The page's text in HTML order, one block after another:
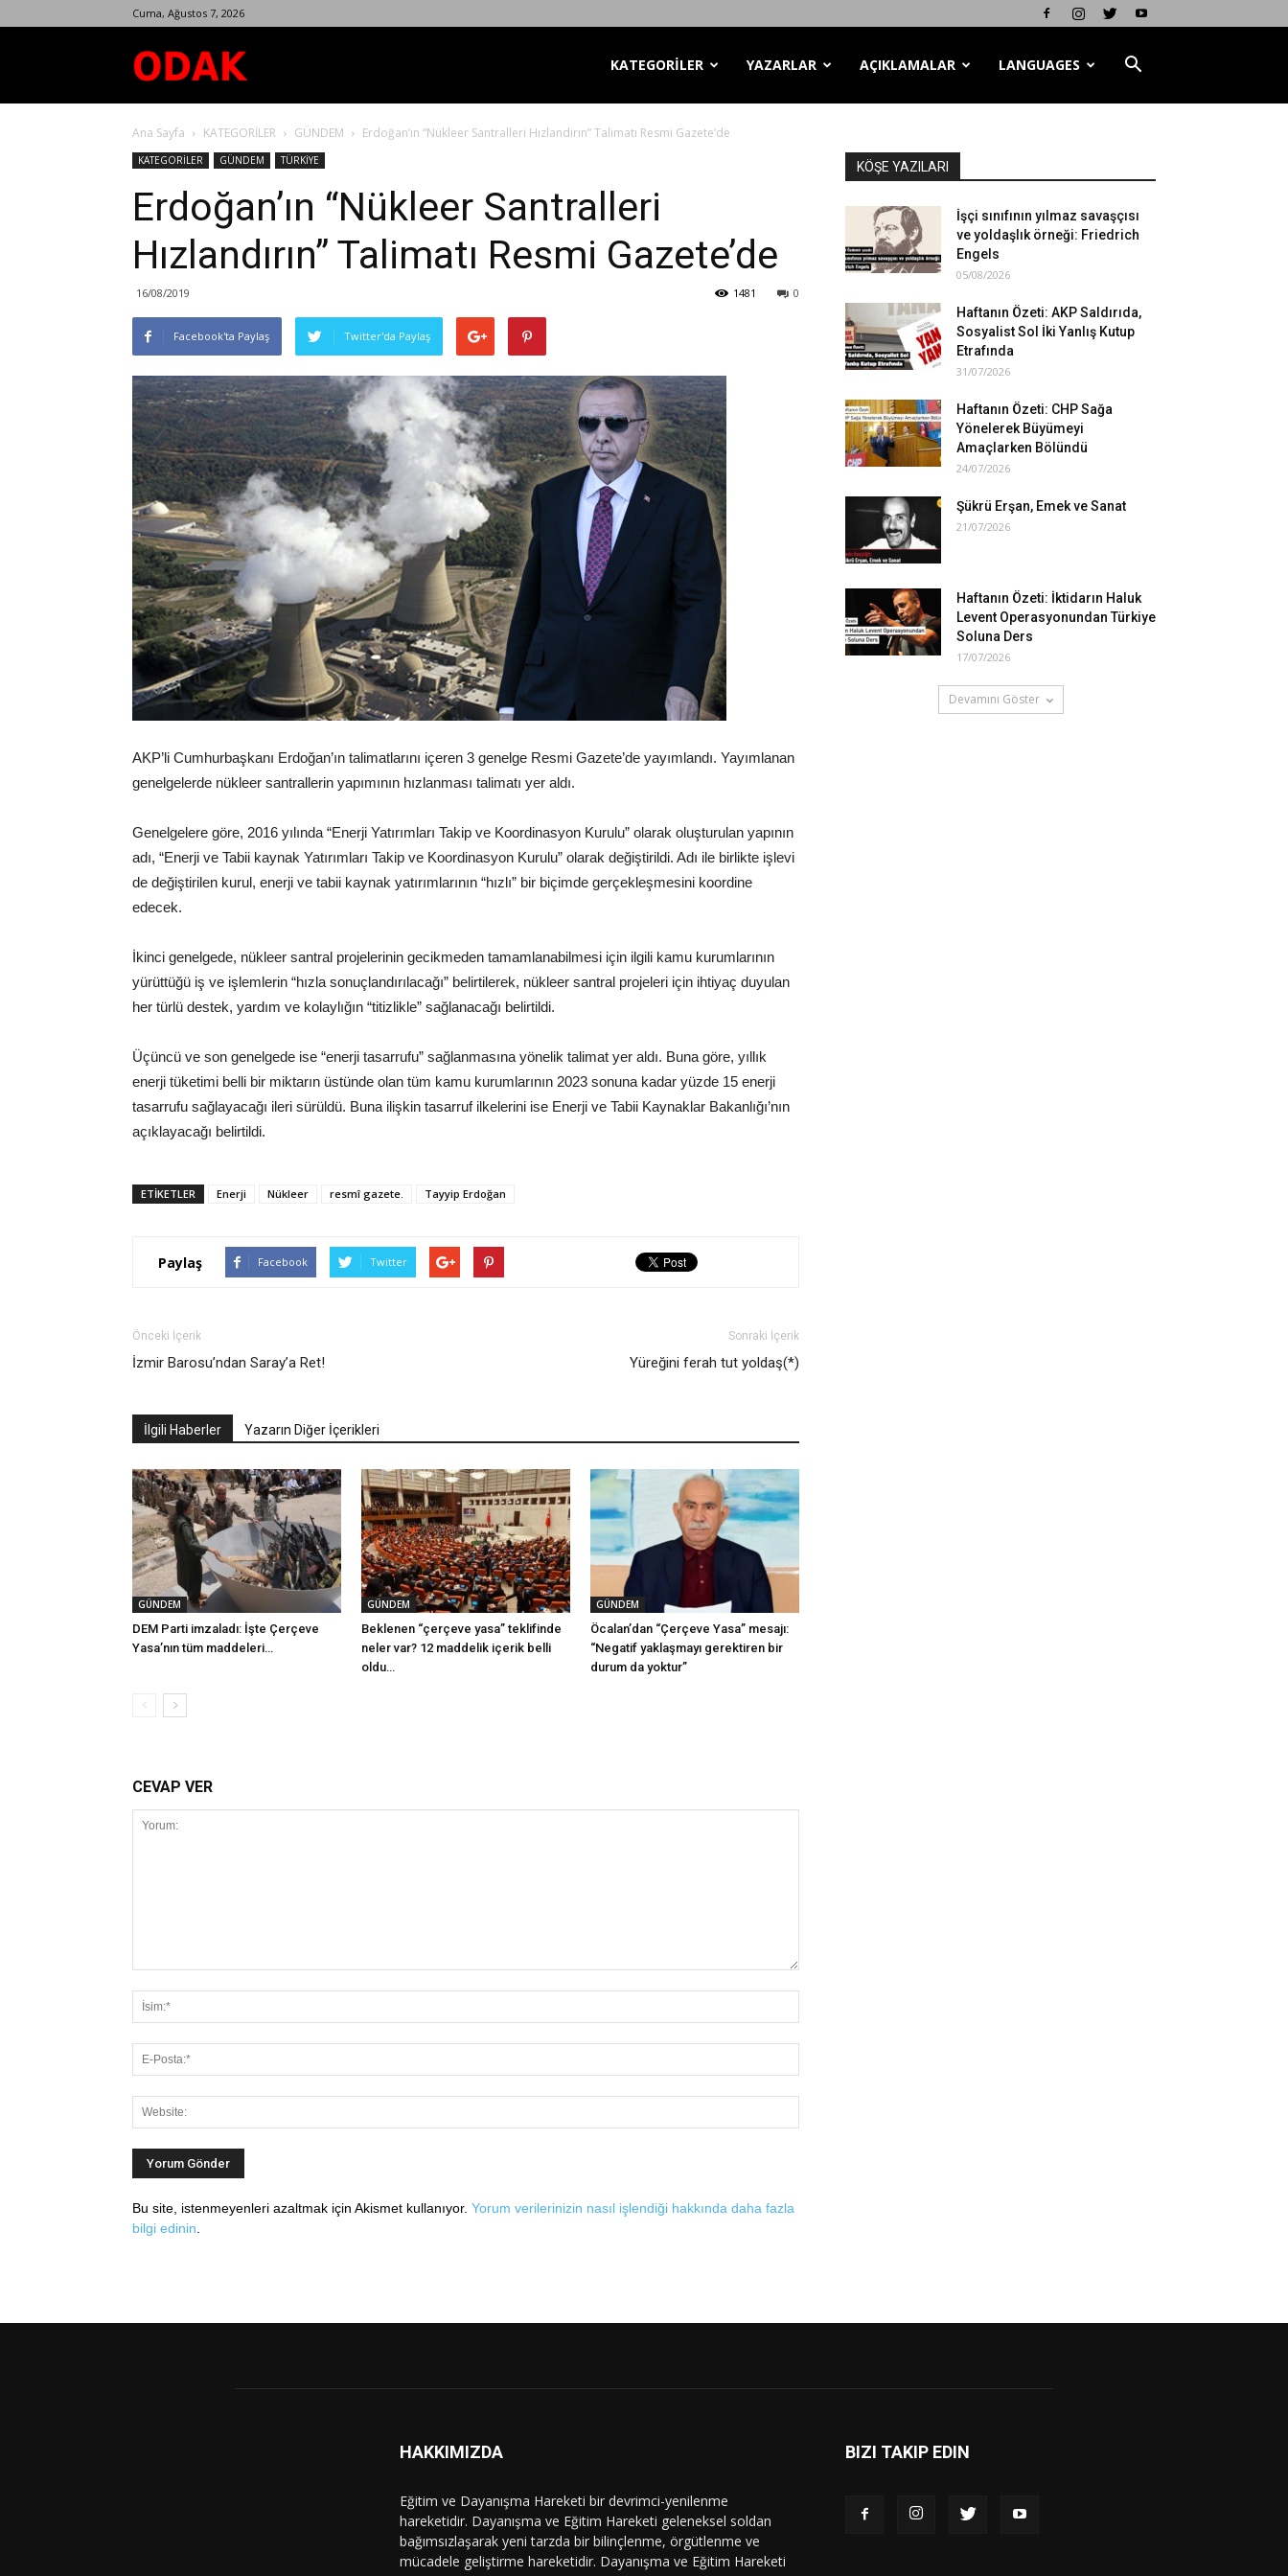
Cuma, Ağustos 7, 2026
Dergisi
KATEGORİLER YAZARLAR AÇIKLAMALAR LANGUAGES
Ana Sayfa KATEGORİLER GÜNDEM Erdoğan’ın “Nükleer Santralleri Hızlandırın” Talimatı Resmi Gazete’de
KATEGORİLER GÜNDEM TÜRKİYE
Erdoğan’ın “Nükleer Santralleri
Hızlandırın” Talimatı Resmi Gazete’de
16/08/2019 0
1481
Facebook'ta Paylaş Twitter'da Paylaş
AKP’li Cumhurbaşkanı Erdoğan’ın talimatlarını içeren 3 genelge Resmi Gazete’de yayımlandı. Yayımlanan
genelgelerde nükleer santrallerin yapımının hızlanması talimatı yer aldı.
Genelgelere göre, 2016 yılında “Enerji Yatırımları Takip ve Koordinasyon Kurulu” olarak oluşturulan yapının
adı, “Enerji ve Tabii kaynak Yatırımları Takip ve Koordinasyon Kurulu” olarak değiştirildi. Adı ile birlikte işlevi
de değiştirilen kurul, enerji ve tabii kaynak yatırımlarının “hızlı” bir biçimde gerçekleşmesini koordine
edecek.
İkinci genelgede, nükleer santral projelerinin gecikmeden tamamlanabilmesi için ilgili kamu kurumlarının
yürüttüğü iş ve işlemlerin “hızla sonuçlandırılacağı” belirtilerek, nükleer santral projeleri için ihtiyaç duyulan
her türlü destek, yardım ve kolaylığın “titizlikle” sağlanacağı belirtildi.
Üçüncü ve son genelgede ise “enerji tasarrufu” sağlanmasına yönelik talimat yer aldı. Buna göre, yıllık
enerji tüketimi belli bir miktarın üstünde olan tüm kamu kurumlarının 2023 sonuna kadar yüzde 15 enerji
tasarrufu sağlayacağı ileri sürüldü. Buna ilişkin tasarruf ilkelerini ise Enerji ve Tabii Kaynaklar Bakanlığı’nın
açıklayacağı belirtildi.
ETIKETLER Enerji Nükleer resmî gazete. Tayyip Erdoğan
Paylaş Facebook Twitter
Önceki İçerik
İzmir Barosu’ndan Saray’a Ret!
Sonraki İçerik
Yüreğini ferah tut yoldaş(*)
İlgili Haberler Yazarın Diğer İçerikleri
GÜNDEM
DEM Parti imzaladı: İşte Çerçeve
Yasa’nın tüm maddeleri…
GÜNDEM
Beklenen “çerçeve yasa” teklifinde
neler var? 12 maddelik içerik belli
oldu…
GÜNDEM
Öcalan’dan “Çerçeve Yasa” mesajı:
“Negatif yaklaşmayı gerektiren bir
durum da yoktur”
CEVAP VER
Bu site, istenmeyenleri azaltmak için Akismet kullanıyor. Yorum verilerinizin nasıl işlendiği hakkında daha fazla
bilgi edinin
KÖŞE YAZILARI
İşçi sınıfının yılmaz savaşçısı
ve yoldaşlık örneği: Friedrich
Engels
05/08/2026
Haftanın Özeti: AKP Saldırıda,
Sosyalist Sol İki Yanlış Kutup
Etrafında
31/07/2026
Haftanın Özeti: CHP Sağa
Yönelerek Büyümeyi
Amaçlarken Bölündü
24/07/2026
Şükrü Erşan, Emek ve Sanat
21/07/2026
Haftanın Özeti: İktidarın Haluk
Levent Operasyonundan Türkiye
Soluna Ders
17/07/2026
Devamını Göster
HAKKIMIZDA
Eğitim ve Dayanışma Hareketi bir devrimci-yenilenme
hareketidir. Dayanışma ve Eğitim Hareketi geleneksel soldan
bağımsızlaşarak yeni tarzda bir bilinçlenme, örgütlenme ve
mücadele geliştirme hareketidir. Dayanışma ve Eğitim Hareketi
BIZI TAKIP EDIN